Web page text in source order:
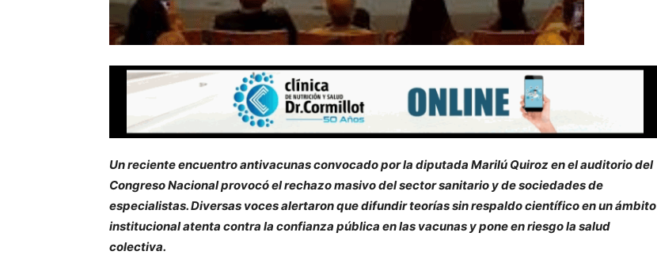
Un reciente encuentro antivacunas convocado por la diputada Marilú Quiroz en el auditorio del
Congreso Nacional provocó el rechazo masivo del sector sanitario y de sociedades de
especialistas. Diversas voces alertaron que difundir teorías sin respaldo científico en un ámbito
institucional atenta contra la confianza pública en las vacunas y pone en riesgo la salud
colectiva.